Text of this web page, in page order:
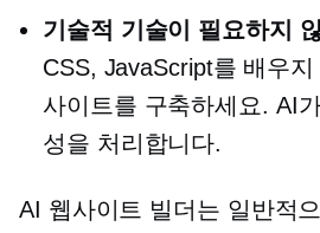
기술적 기술이 필요하지
CSS, JavaScript를 배우
사이트를 구축하세요. AI
성을 처리합니다.
AI 웹사이트 빌더는 일반적